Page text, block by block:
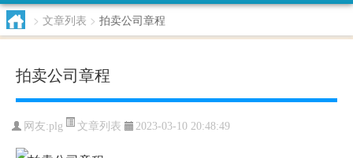
> 文章列表 > 拍卖公司章程
拍卖公司章程
网友:plg 文章列表 2023-03-10 20:48:49